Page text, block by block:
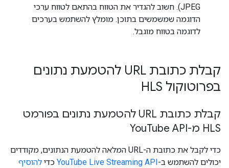
JPEG). חשוב להגדיר את הטווח בהתאם לטווח ערכי
הדוגמה שמשמשים בתוכן. מומלץ להשתמש בערכים
לדוגמה בטווח מוגבל.
קבלת כתובת URL להטמעת נתונים
בפרוטוקול HLS
קבלת כתובת URL להטמעת נתונים בפורמט
HLS מ-You
Tube API
כדי לקבל את כתובת ה-URL המלאה להטמעת הנתונים, מקודדים
יכולים להשתמש ב-YouTube Live Streaming API כדי להוסיף